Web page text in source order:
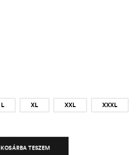
L XL XXL XXXL
KOSÁRBA TESZEM